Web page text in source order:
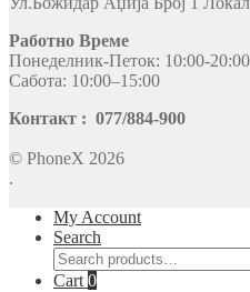
Работно Време
Понеделник-Петок: 10:00-20:00
Сабота: 10:00–15:00
Контакт : 077/884-900
© PhoneX 2026
.
My Account
Search
Search
for:
Cart 0